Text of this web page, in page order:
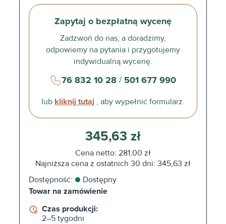
Zapytaj o bezpłatną wycenę
Zadzwoń do nas, a doradzimy,
odpowiemy na pytania i przygotujemy
indywidualną wycenę.
76 832 10 28/ 501 677 990
lub kliknij tutaj , aby wypełnić formularz.
345,63 zł
Cena netto: 281,00 zł
Najniższa cena z ostatnich 30 dni: 345,63 zł
Dostępność:
Dostępny
Towar na zamówienie
Czas produkcji:
2–5 tygodni